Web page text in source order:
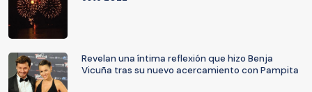
Revelan una íntima reflexión que hizo Benja
Vicuña tras su nuevo acercamiento con Pampita